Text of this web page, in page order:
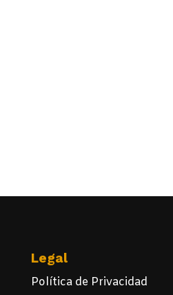
Legal
Política de Privacidad